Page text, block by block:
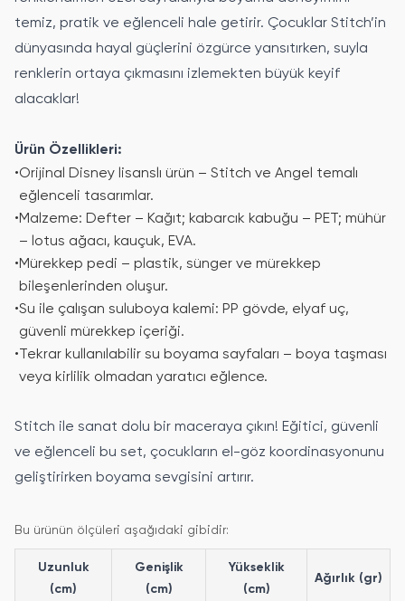
temiz, pratik ve eğlenceli hale getirir. Çocuklar Stitch’in
dünyasında hayal güçlerini özgürce yansıtırken, suyla
renklerin ortaya çıkmasını izlemekten büyük keyif
alacaklar!
Ürün Özellikleri:
•Orijinal Disney lisanslı ürün – Stitch ve Angel temalı
eğlenceli tasarımlar.
•Malzeme: Defter – Kağıt; kabarcık kabuğu – PET; mühür
– lotus ağacı, kauçuk, EVA.
•Mürekkep pedi – plastik, sünger ve mürekkep
bileşenlerinden oluşur.
•Su ile çalışan suluboya kalemi: PP gövde, elyaf uç,
güvenli mürekkep içeriği.
•Tekrar kullanılabilir su boyama sayfaları – boya taşması
veya kirlilik olmadan yaratıcı eğlence.
Stitch ile sanat dolu bir maceraya çıkın! Eğitici, güvenli
ve eğlenceli bu set, çocukların el-göz koordinasyonunu
geliştirirken boyama sevgisini artırır.
Bu ürünün ölçüleri aşağıdaki gibidir:
Uzunluk
(cm)
Genişlik
(cm)
Yükseklik
(cm)
Ağırlık (gr)